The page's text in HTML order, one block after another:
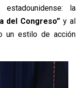
la
del Congreso” y al
un estilo de acción